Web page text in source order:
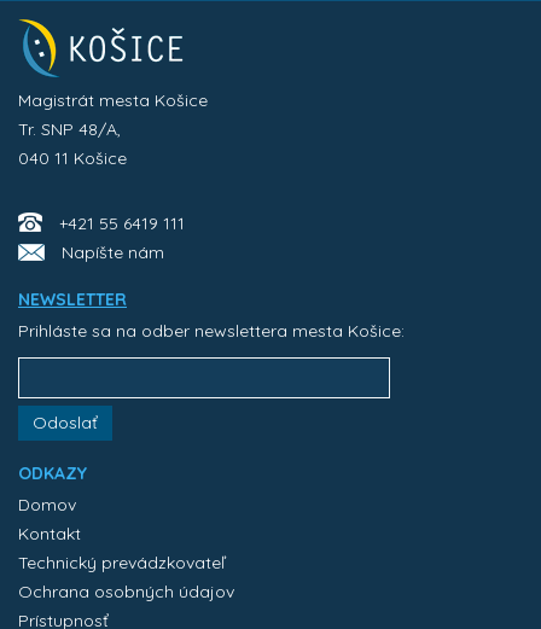
Magistrát mesta Košice
Tr. SNP 48/A,
040 11 Košice
+421 55 6419 111
Napíšte nám
NEWSLETTER
Prihláste sa na odber newslettera mesta Košice:
Odoslať
ODKAZY
Domov
Kontakt
Technický prevádzkovateľ
Ochrana osobných údajov
Prístupnosť